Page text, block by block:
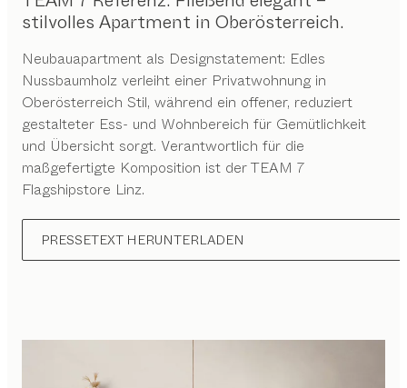
stilvolles Apartment in Oberösterreich.
Neubauapartment als Designstatement: Edles
Nussbaumholz verleiht einer Privatwohnung in
Oberösterreich Stil, während ein offener, reduziert
gestalteter Ess- und Wohnbereich für Gemütlichkeit
und Übersicht sorgt. Verantwortlich für die
maßgefertigte Komposition ist der TEAM 7
Flagshipstore Linz.
PRESSETEXT HERUNTERLADEN